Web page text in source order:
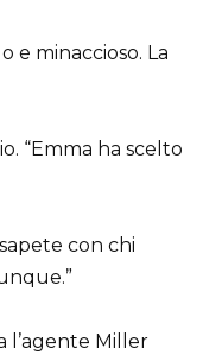
minaccioso. La
“Emma ha scelto
con chi
l’agente Miller